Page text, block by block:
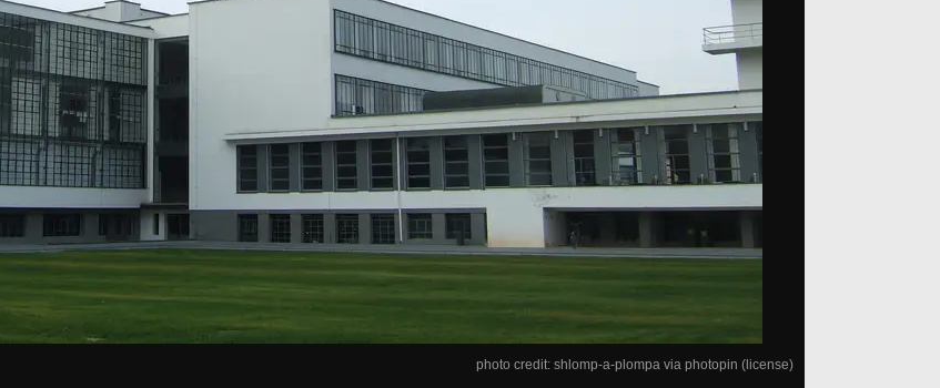
photo credit: shlomp-a-plompa via photopin (license)